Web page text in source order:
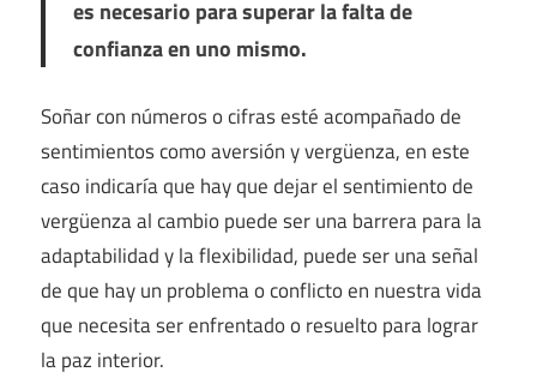
es necesario para superar la falta de
confianza en uno mismo.
Soñar con números o cifras esté acompañado de
sentimientos como aversión y vergüenza, en este
caso indicaría que hay que dejar el sentimiento de
vergüenza al cambio puede ser una barrera para la
adaptabilidad y la flexibilidad, puede ser una señal
de que hay un problema o conflicto en nuestra vida
que necesita ser enfrentado o resuelto para lograr
la paz interior.